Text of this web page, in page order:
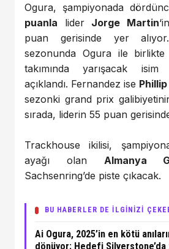
Ogura, şampiyonada
puanla lider Jorge Martin
puan gerisinde yer
sezonunda Ogura ile birlikte
takımında yarışacak
açıklandı. Fernandez ise
sezonki grand prix
sırada, liderin 55 puan
Trackhouse ikilisi,
ayağı olan Almanya
Sachsenring’de piste çıkacak.
BU HABERLER DE İLGİNİZİ
Ai Ogura, 2025’in en kötü
dönüyor: Hedefi Silverstone’da